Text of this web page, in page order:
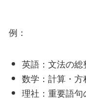
例：
英語：文法の
数学：計算・
理社：重要語句